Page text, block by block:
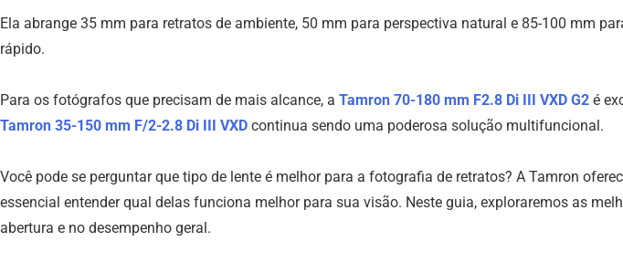
Ela abrange 35 mm para retratos de ambiente, 50 mm para perspectiva natural e 85-100 mm
rápido.
Para os fotógrafos que precisam de mais alcance, a Tamron 70-180 mm F2.8 Di III VXD G2 é
Tamron 35-150 mm F/2-2.8 Di III VXD continua sendo uma poderosa solução multifuncional.
Você pode se perguntar que tipo de lente é melhor para a fotografia de retratos? A Tamron
essencial entender qual delas funciona melhor para sua visão. Neste guia, exploraremos as
abertura e no desempenho geral.